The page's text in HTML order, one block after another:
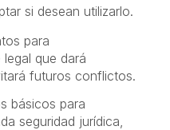
si desean utilizarlo.
para
que dará
futuros conflictos.
básicos para
seguridad jurídica,